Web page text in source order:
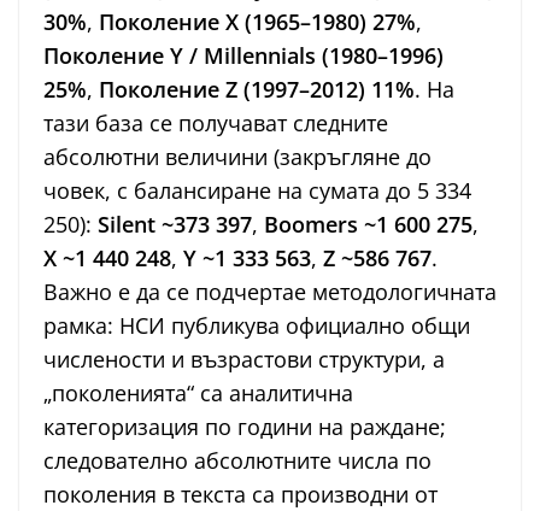
30%, Поколение X (1965–1980) 27%,
Поколение Y / Millennials (1980–1996)
25%, Поколение Z (1997–2012) 11%. На
тази база се получават следните
абсолютни величини (закръгляне до
човек, с балансиране на сумата до 5 334
250): Silent ~373 397, Boomers ~1 600 275,
X ~1 440 248, Y ~1 333 563, Z ~586 767.
Важно е да се подчертае методологичната
рамка: НСИ публикува официално общи
числености и възрастови структури, а
„поколенията“ са аналитична
категоризация по години на раждане;
следователно абсолютните числа по
поколения в текста са производни от